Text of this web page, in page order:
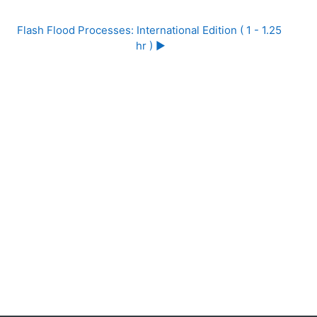
Flash Flood Processes: International Edition ( 1 - 1.25
hr ) ▶︎